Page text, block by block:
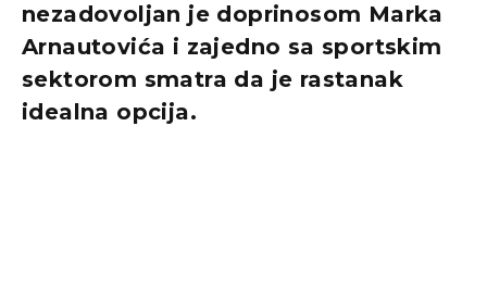
nezadovoljan je doprinosom Marka
Arnautovića i zajedno sa sportskim
sektorom smatra da je rastanak
idealna opcija.